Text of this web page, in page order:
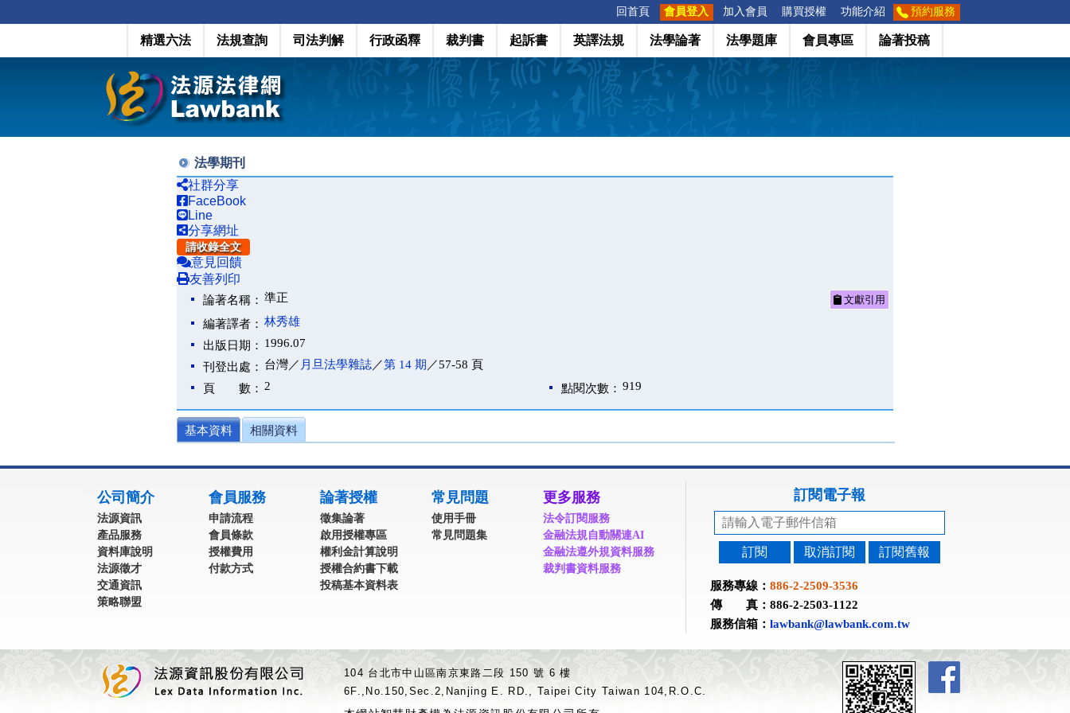
回首頁 會員登入 加入會員 購買授權 功能介紹 預約服務
精選六法 法規查詢 司法判解 行政函釋 裁判書 起訴書 英譯法規 法學論著 法學題庫 會員專區 論著投稿
法學期刊
社群分享
FaceBook
Line
分享網址
請收錄全文
意見回饋
友善列印
論著名稱： 準正 文獻引用
編著譯者： 林秀雄
出版日期： 1996.07
刊登出處： 台灣／ 月旦法學雜誌／第 14 期 ／57-58 頁
頁 數： 2 點閱次數： 919
基本資料 相關資料
公司簡介
法源資訊
產品服務
資料庫說明
法源徵才
交通資訊
策略聯盟
會員服務
申請流程
會員條款
授權費用
付款方式
論著授權
徵集論著
啟用授權專區
權利金計算說明
授權合約書下載
投稿基本資料表
常見問題
使用手冊
常見問題集
更多服務
法令訂閱服務
金融法規自動關連AI
金融法遵外規資料服務
裁判書資料服務
訂閱電子報
訂閱 取消訂閱 訂閱舊報
服務專線： 886-2-2509-3536
傳 真：886-2-2503-1122
服務信箱： lawbank@lawbank.com.tw
104 台北市中山區南京東路二段 150 號 6 樓
6F.,No.150,Sec.2,Nanjing E. RD., Taipei City Taiwan 104,R.O.C.